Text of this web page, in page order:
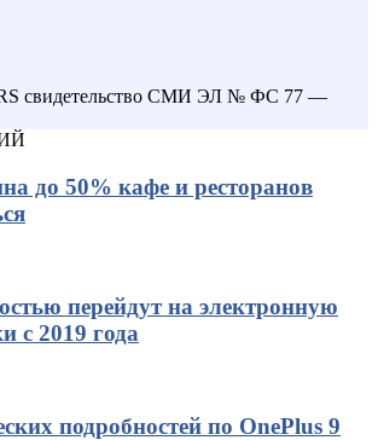
свидетельство СМИ ЭЛ № ФС 77 —
до 50% кафе и ресторанов
перейдут на электронную
с 2019 года
подробностей по OnePlus 9